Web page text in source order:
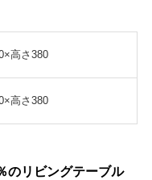
高さ380
高さ380
のリビングテーブル